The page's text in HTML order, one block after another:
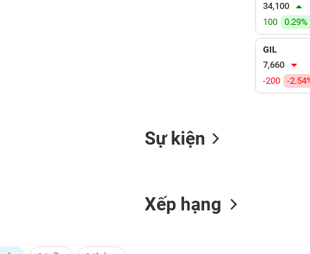
34,100
100
0.29%
GIL
7,660
-200
-
Sự kiện
Xếp hạng